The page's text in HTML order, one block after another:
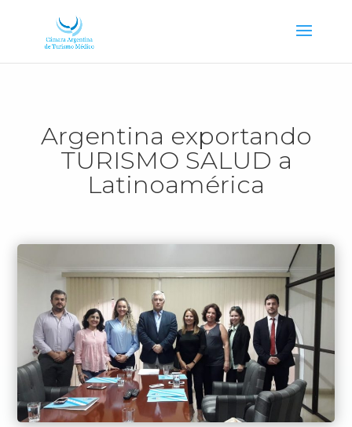
Argentina exportando
TURISMO SALUD a
Latinoamérica